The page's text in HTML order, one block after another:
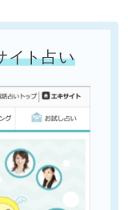
イト占い